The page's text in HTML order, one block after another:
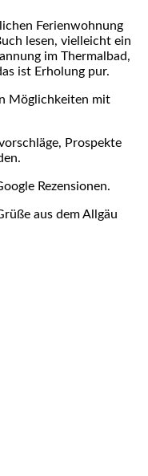
Ferienwohnung
lesen, vielleicht ein
im Thermalbad,
ist Erholung pur.
Möglichkeiten mit
Prospekte
Rezensionen.
aus dem Allgäu